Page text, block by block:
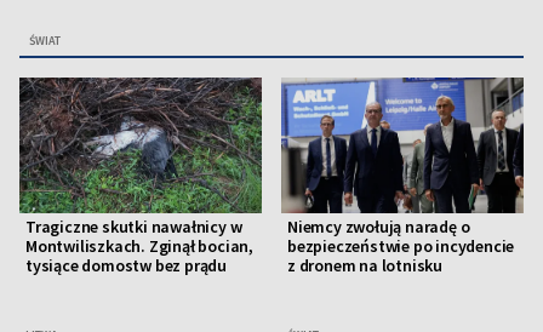
ŚWIAT
Tragiczne skutki nawałnicy w
Montwiliszkach. Zginął bocian,
tysiące domostw bez prądu
Niemcy zwołują naradę o
bezpieczeństwie po incydencie
z dronem na lotnisku